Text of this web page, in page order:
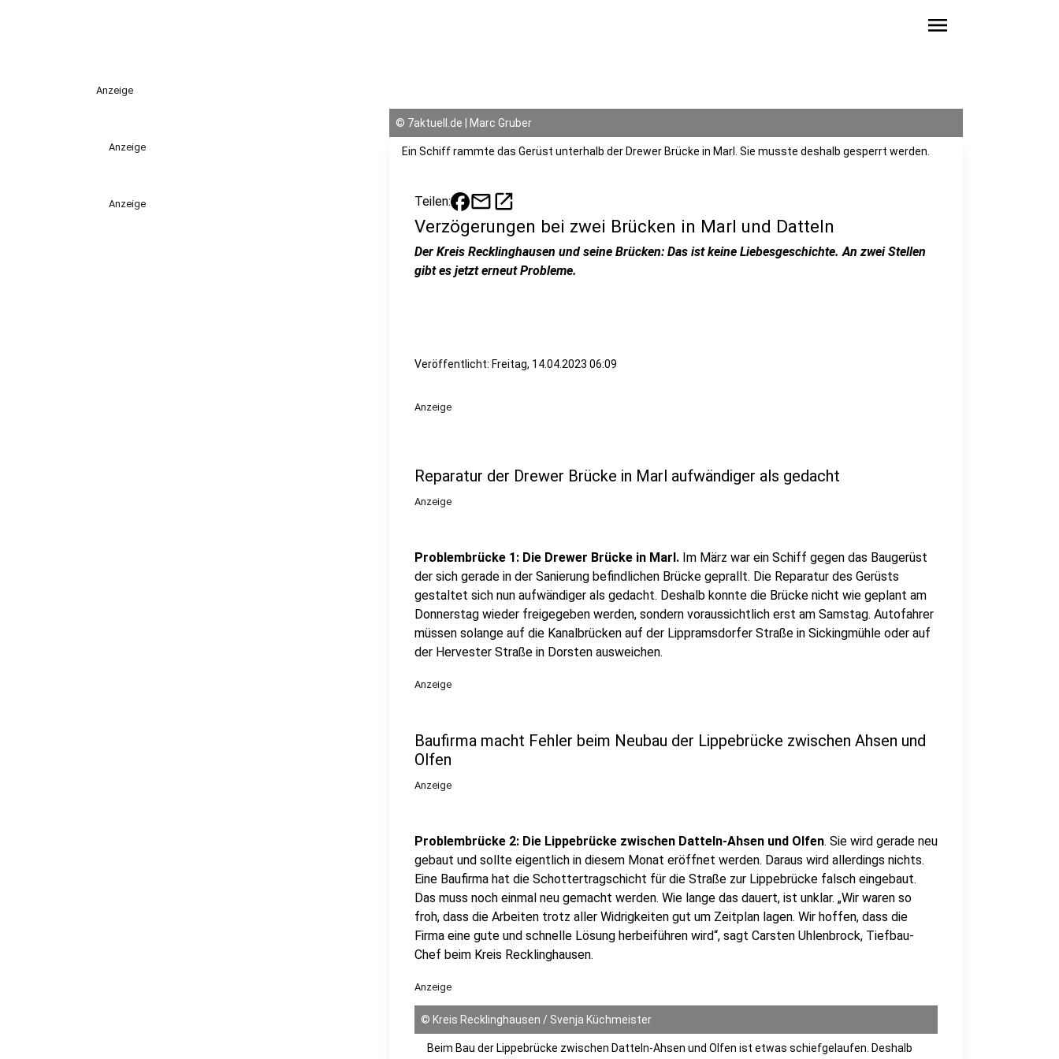
menu
Anzeige
Anzeige
Anzeige
© 7aktuell.de | Marc Gruber
Ein Schiff rammte das Gerüst unterhalb der Drewer Brücke in Marl. Sie musste deshalb gesperrt werden.
Teilen: mailopen_in_new
Verzögerungen bei zwei Brücken in Marl und Datteln
Der Kreis Recklinghausen und seine Brücken: Das ist keine Liebesgeschichte. An zwei Stellen
gibt es jetzt erneut Probleme.
Veröffentlicht: Freitag, 14.04.2023 06:09
Anzeige
Reparatur der Drewer Brücke in Marl aufwändiger als gedacht
Anzeige
Problembrücke 1: Die Drewer Brücke in Marl. Im März war ein Schiff gegen das Baugerüst
der sich gerade in der Sanierung befindlichen Brücke geprallt. Die Reparatur des Gerüsts
gestaltet sich nun aufwändiger als gedacht. Deshalb konnte die Brücke nicht wie geplant am
Donnerstag wieder freigegeben werden, sondern voraussichtlich erst am Samstag. Autofahrer
müssen solange auf die Kanalbrücken auf der Lippramsdorfer Straße in Sickingmühle oder auf
der Hervester Straße in Dorsten ausweichen.
Anzeige
Baufirma macht Fehler beim Neubau der Lippebrücke zwischen Ahsen und
Olfen
Anzeige
Problembrücke 2: Die Lippebrücke zwischen Datteln-Ahsen und Olfen. Sie wird gerade neu
gebaut und sollte eigentlich in diesem Monat eröffnet werden. Daraus wird allerdings nichts.
Eine Baufirma hat die Schottertragschicht für die Straße zur Lippebrücke falsch eingebaut.
Das muss noch einmal neu gemacht werden. Wie lange das dauert, ist unklar. „Wir waren so
froh, dass die Arbeiten trotz aller Widrigkeiten gut um Zeitplan lagen. Wir hoffen, dass die
Firma eine gute und schnelle Lösung herbeiführen wird“, sagt Carsten Uhlenbrock, Tiefbau-
Chef beim Kreis Recklinghausen.
Anzeige
© Kreis Recklinghausen / Svenja Küchmeister
Beim Bau der Lippebrücke zwischen Datteln-Ahsen und Olfen ist etwas schiefgelaufen. Deshalb